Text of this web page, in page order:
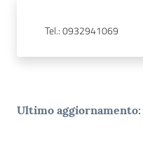
Tel.:0932941069
Ultimo aggiornamento: